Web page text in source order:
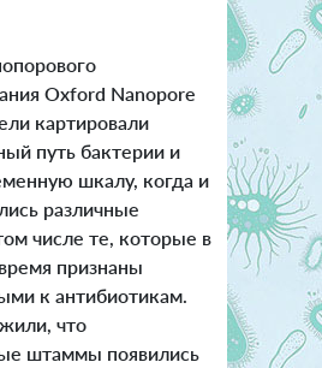
Oxford Nanopore
картировали
путь бактерии и
шкалу, когда и
различные
числе те, которые в
признаны
к антибиотикам.
что
штаммы появились